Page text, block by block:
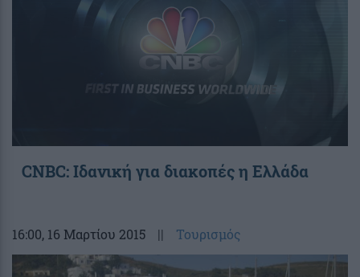
CNBC: Ιδανική για διακοπές η Ελλάδα
16:00, 16 Μαρτίου 2015 || Τουρισμός